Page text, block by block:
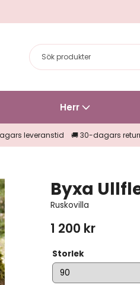
Herr
leveranstid 🚚 30-dagars
Byxa
Ruskovilla
1 200 kr
Storlek